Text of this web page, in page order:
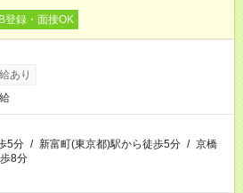
登録・面接OK
あり
5分 / 新富町(東京都)駅から徒歩5分 / 京橋
8分